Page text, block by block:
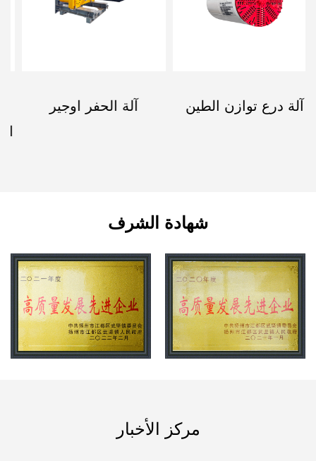
آلة الحفر اوجير
آلة درع توازن الطين
شهادة الشرف
مركز الأخبار